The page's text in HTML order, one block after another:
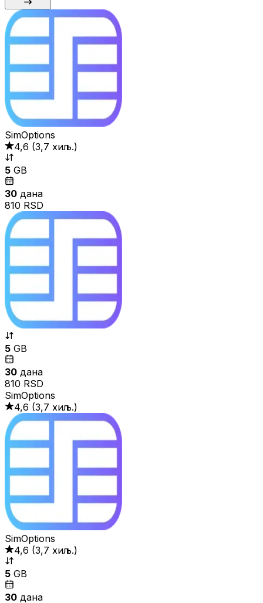
SimOptions
4,6 (3,7 хиљ.)
5 GB
30 дана
810 RSD
5 GB
30 дана
810 RSD
SimOptions
4,6 (3,7 хиљ.)
SimOptions
4,6 (3,7 хиљ.)
5 GB
30 дана